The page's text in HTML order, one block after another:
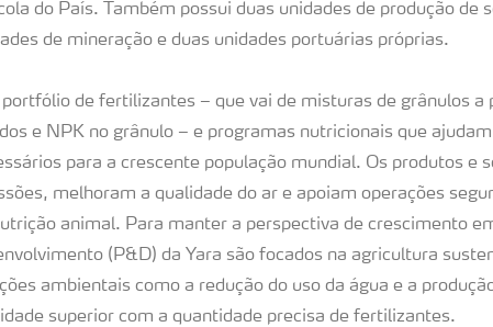
do País. Também possui duas unidades de produção de
de mineração e duas unidades portuárias próprias.
portfólio de fertilizantes – que vai de misturas de grânulos
e NPK no grânulo – e programas nutricionais que
para a crescente população mundial. Os produtos e
melhoram a qualidade do ar e apoiam operações
animal. Para manter a perspectiva de crescimento
(P&D) da Yara são focados na agricultura
ambientais como a redução do uso da água e a
superior com a quantidade precisa de fertilizantes.